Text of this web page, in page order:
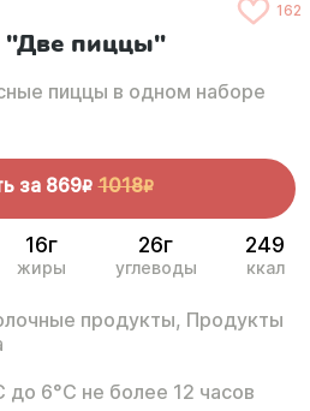
162
"Две пиццы"
пиццы в одном наборе
за 869R 1018R
16г
жиры
26г
углеводы
249
ккал
продукты, Продукты
до 6°С не более 12 часов